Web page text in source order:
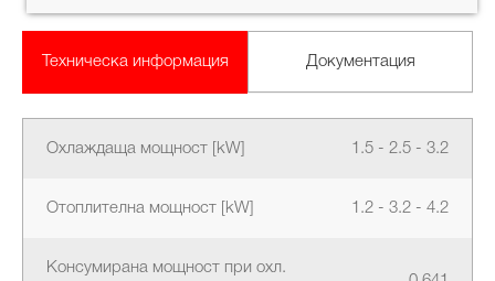
Техническа информация Документация
Охлаждаща мощност [kW] 1.5 - 2.5 - 3.2
Отоплителна мощност [kW] 1.2 - 3.2 - 4.2
Консумирана мощност при охл.